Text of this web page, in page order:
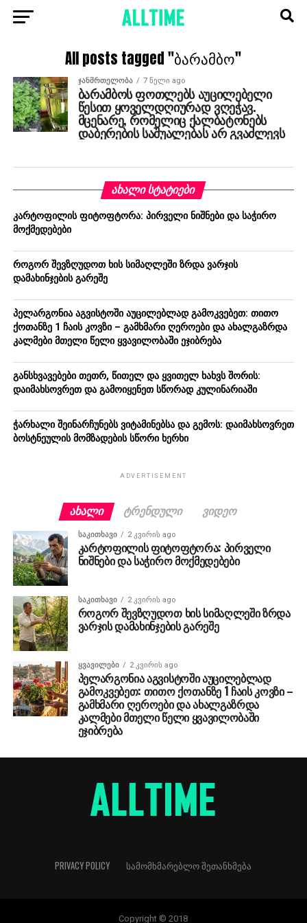
All posts tagged "ბარამბო"
ᲯᲐᲜᲛᲠᲗᲔᲚᲝᲑᲐ 7 წელი ago
ბარამბოს ფოთლებს აუცილებელი
წესით ყოველდღიურად ვღეჭავ.
მცენარე, რომელიც ქალბატონებს
დაბერების საშუალებას არ გვაძლევს
ᲐᲮᲐᲚᲘ ᲡᲢᲐᲢᲘᲔᲑᲘ
კარტოფილის ფიტოფტორა: პირველი ნიშნები და საჭირო
მოქმედებები
როგორ შევზღუდოთ ხის სიმაღლეში ზრდა ვარჯის
დამახინჯების გარეშე
პელარგონია აგვისტოში აუცილებლად გამოკვებეთ: თითო
ქოთანზე 1 ჩაის კოვზი – გამხმარი ღეროები და ახალგაზრდა
კალმები მთელი წელი ყვავილობაში ეჯიბრება
განსხვავებები თეთრ, წითელ და ყვითელ ხახვს შორის:
დაიმახსოვრეთ და გამოიყენეთ სწორად კულინარიაში
ჭარხალი შეინარჩუნებს ვიტამინებსა და გემოს: დაიმახსოვრეთ
ბოსტნეულის მომზადების სწორი ხერხი
ADVERTISEMENT
ᲐᲮᲐᲚᲘ ᲢᲠᲔᲜᲓᲣᲚᲘ ᲕᲘᲓᲔᲝ
ᲡᲐᲙᲘᲗᲮᲐᲕᲘ 2 კვირის ago
კარტოფილის ფიტოფტორა: პირველი
ნიშნები და საჭირო მოქმედებები
ᲡᲐᲙᲘᲗᲮᲐᲕᲘ 2 კვირის ago
როგორ შევზღუდოთ ხის სიმაღლეში ზრდა
ვარჯის დამახინჯების გარეშე
ᲧᲕᲐᲕᲘᲚᲔᲑᲘ 2 კვირის ago
პელარგონია აგვისტოში აუცილებლად
გამოკვებეთ: თითო ქოთანზე 1 ჩაის კოვზი –
გამხმარი ღეროები და ახალგაზრდა
კალმები მთელი წელი ყვავილობაში
ეჯიბრება
PRIVACY POLICY ᲡᲐᲛᲝᲛᲮᲛᲐᲠᲔᲑᲚᲝ ᲨᲔᲗᲐᲜᲮᲛᲔᲑᲐ
Copyright © 2018